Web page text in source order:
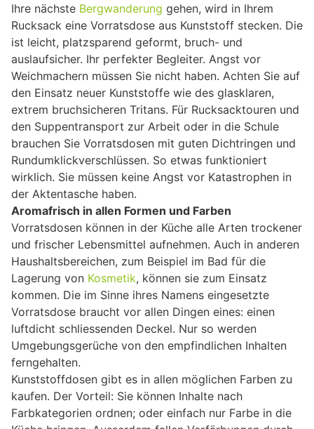
Ihre nächste Bergwanderung gehen, wird in Ihrem
Rucksack eine Vorratsdose aus Kunststoff stecken. Die
ist leicht, platzsparend geformt, bruch- und
auslaufsicher. Ihr perfekter Begleiter. Angst vor
Weichmachern müssen Sie nicht haben. Achten Sie auf
den Einsatz neuer Kunststoffe wie des glasklaren,
extrem bruchsicheren Tritans. Für Rucksacktouren und
den Suppentransport zur Arbeit oder in die Schule
brauchen Sie Vorratsdosen mit guten Dichtringen und
Rundumklickverschlüssen. So etwas funktioniert
wirklich. Sie müssen keine Angst vor Katastrophen in
der Aktentasche haben.
Aromafrisch in allen Formen und Farben
Vorratsdosen können in der Küche alle Arten trockener
und frischer Lebensmittel aufnehmen. Auch in anderen
Haushaltsbereichen, zum Beispiel im Bad für die
Lagerung von Kosmetik, können sie zum Einsatz
kommen. Die im Sinne ihres Namens eingesetzte
Vorratsdose braucht vor allen Dingen eines: einen
luftdicht schliessenden Deckel. Nur so werden
Umgebungsgerüche von den empfindlichen Inhalten
ferngehalten.
Kunststoffdosen gibt es in allen möglichen Farben zu
kaufen. Der Vorteil: Sie können Inhalte nach
Farbkategorien ordnen; oder einfach nur Farbe in die